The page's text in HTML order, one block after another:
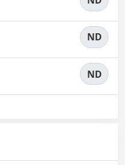
ND
ND